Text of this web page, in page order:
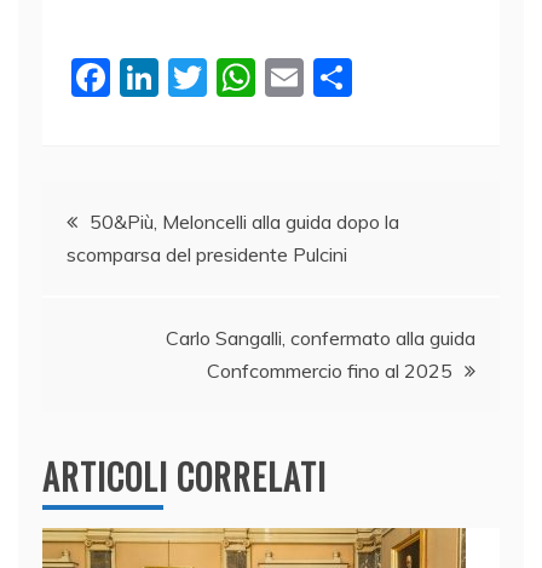
F
b
o
Li
dI
n
T
W
A
p
E
vi
Navigazione
articoli
50&Più, Meloncelli alla guida dopo la
scomparsa del presidente Pulcini
Carlo Sangalli, confermato alla guida
Confcommercio fino al 2025
ARTICOLI CORRELATI